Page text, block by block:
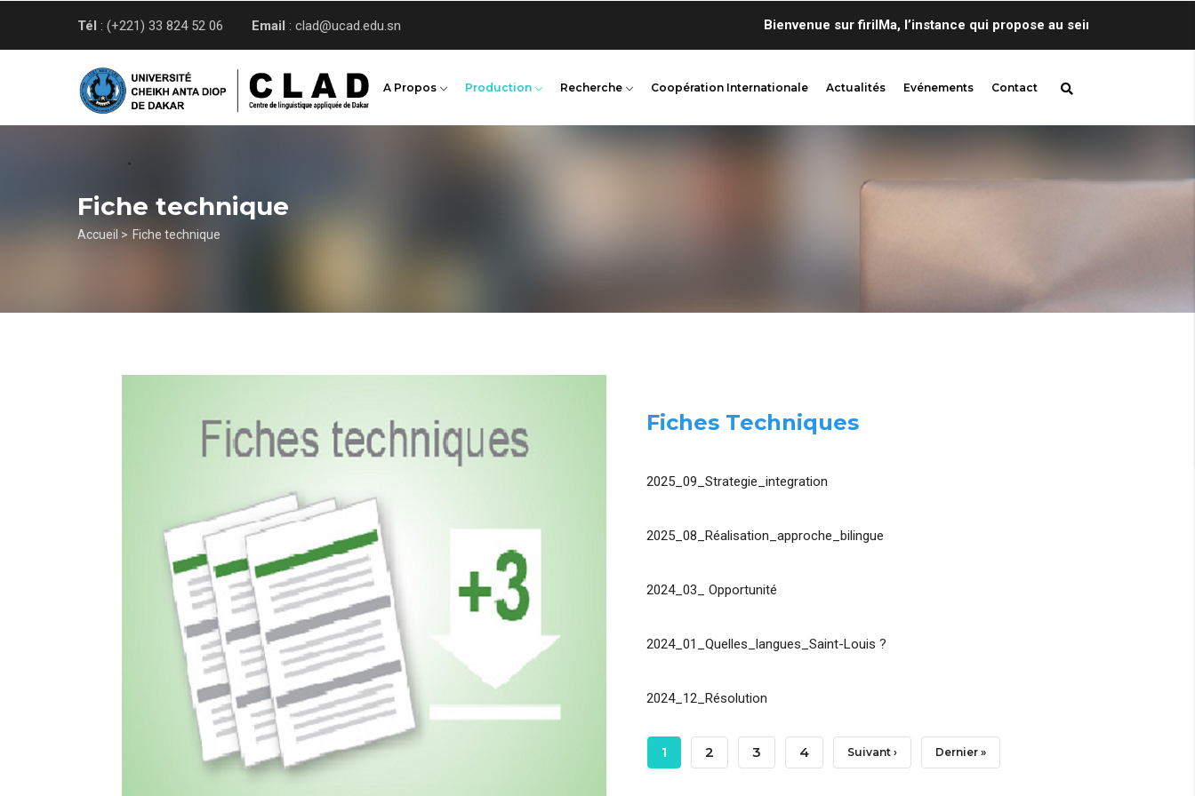
Tél : (+221) 33 824 52 06 Email : clad@ucad.edu.sn Bienvenue sur firilMa, l’instance qui propose au sein de Centre de
A Propos Production Recherche Coopération Internationale Actualités Evénements Contact
Fiche technique
Fil
Accueil > Fiche technique
Fiches Techniques
2025_09_Strategie_integration
2025_08_Réalisation_approche_bilingue
2024_03_ Opportunité
2024_01_Quelles_langues_Saint-Louis ?
2024_12_Résolution
Pagination
Page
1 Page
2 Page
3 Page
4 Page
Suivant › Dernière
Dernier »